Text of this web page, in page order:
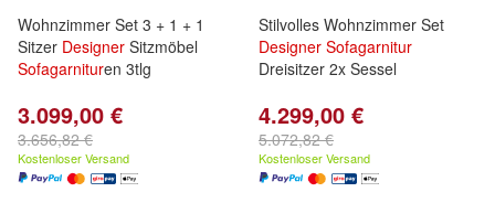
Wohnzimmer Set 3 + 1 + 1
Sitzer Designer Sitzmöbel
Sofagarnituren 3tlg
3.099,00 €
3.656,82 €
Kostenloser Versand
Stilvolles Wohnzimmer Set
Designer Sofagarnitur
Dreisitzer 2x Sessel
4.299,00 €
5.072,82 €
Kostenloser Versand